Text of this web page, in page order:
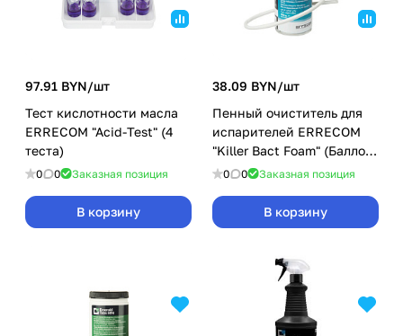
97.91 BYN/шт
Тест кислотности масла
ERRECOM "Acid-Test" (4
теста)
0 0 Заказная позиция
В корзину
38.09 BYN/шт
Пенный очиститель для
испарителей ERRECOM
"Killer Bact Foam" (Баллон
400ml)
0 0 Заказная позиция
В корзину